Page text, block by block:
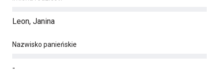
Leon, Janina
Nazwisko panieńskie
-